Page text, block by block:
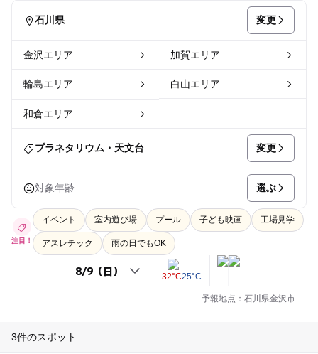
石川県 変更
金沢エリア 加賀エリア
輪島エリア 白山エリア
和倉エリア
プラネタリウム・天文台 変更
対象年齢 選ぶ
注目！
イベント 室内遊び場 プール 子ども映画 工場見学
アスレチック 雨の日でもOK
32°C25°C
予報地点：石川県金沢市
3件のスポット